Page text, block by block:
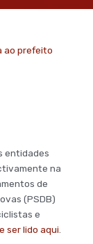
ao prefeito
entidades
na
de
(PSDB)
e
ser lido aqui